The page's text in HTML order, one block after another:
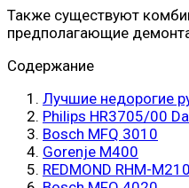
Также существуют
предполагающие
Содержание
Лучшие недорогие
Philips HR3705/00
Bosch MFQ 3010
Gorenje M400
REDMOND RHM-